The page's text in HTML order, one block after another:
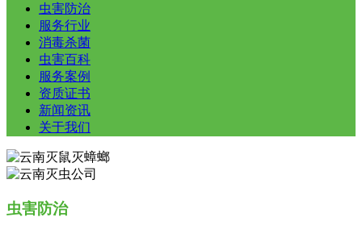
虫害防治
服务行业
消毒杀菌
虫害百科
服务案例
资质证书
新闻资讯
关于我们
虫害防治